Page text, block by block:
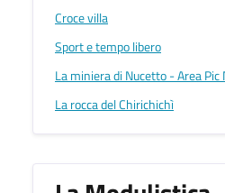
Croce villa
Sport e tempo libero
La miniera di Nucetto - Area Pic
La rocca del Chirichichì